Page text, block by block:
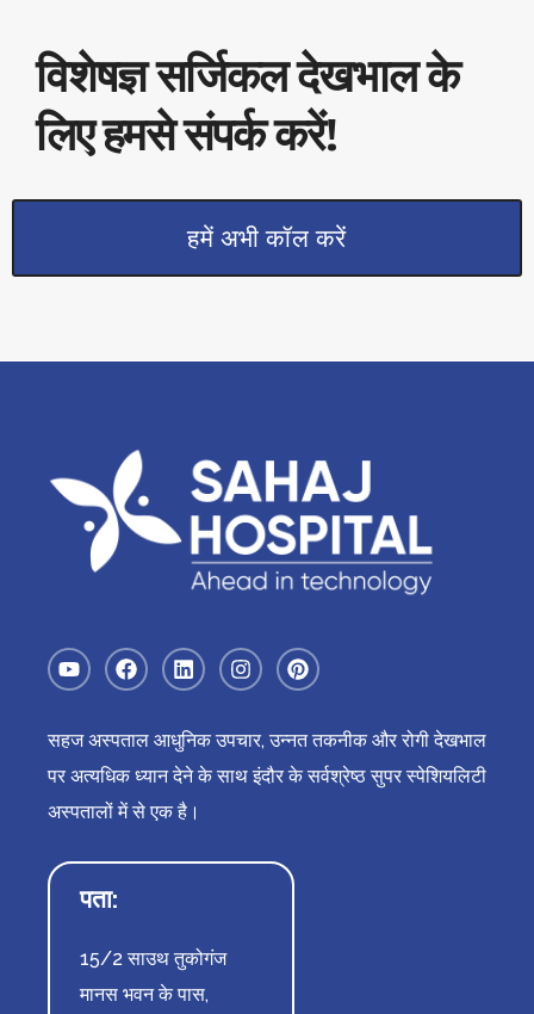
विशेषज्ञ सर्जिकल देखभाल के
लिए हमसे संपर्क करें!
हमें अभी कॉल करें
सहज अस्पताल आधुनिक उपचार, उन्नत तकनीक और रोगी देखभाल
पर अत्यधिक ध्यान देने के साथ इंदौर के सर्वश्रेष्ठ सुपर स्पेशियलिटी
अस्पतालों में से एक है।
पता:
15/2 साउथ तुकोगंज
मानस भवन के पास,